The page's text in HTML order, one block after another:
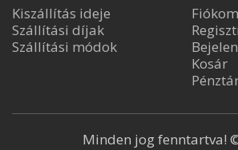
Kiszállítás ideje
Szállítási díjak
Szállítási módok
Fiókom
Kosár
Minden jog fenntartva!